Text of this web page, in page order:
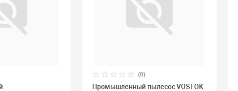
(0)
Промышленный пылесос VOSTOK